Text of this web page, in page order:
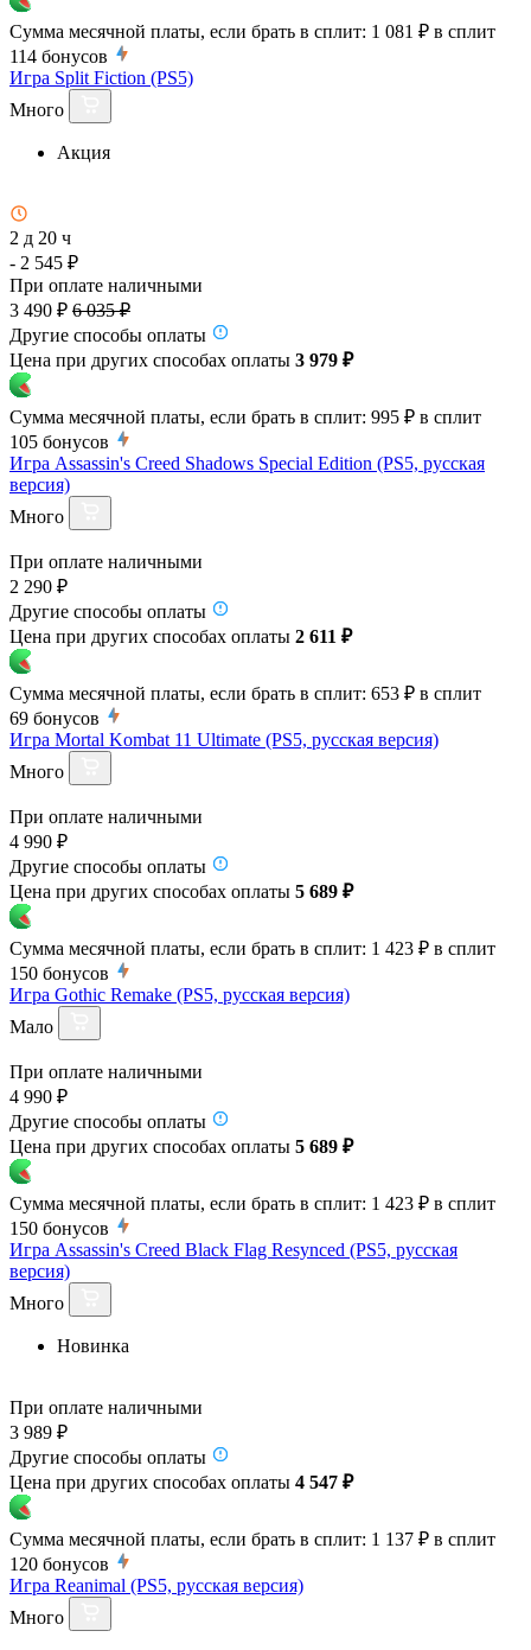
Сумма месячной платы, если брать в сплит: 1 081 ₽ в сплит
114 бонусов
Игра Split Fiction (PS5)
Много
Акция
2 д 20 ч
- 2 545 ₽
При оплате наличными
3 490 ₽ 6 035 ₽
Другие способы оплаты
Цена при других способах оплаты 3 979 ₽
Сумма месячной платы, если брать в сплит: 995 ₽ в сплит
105 бонусов
Игра Assassin's Creed Shadows Special Edition (PS5, русская
версия)
Много
При оплате наличными
2 290 ₽
Другие способы оплаты
Цена при других способах оплаты 2 611 ₽
Сумма месячной платы, если брать в сплит: 653 ₽ в сплит
69 бонусов
Игра Mortal Kombat 11 Ultimate (PS5, русская версия)
Много
При оплате наличными
4 990 ₽
Другие способы оплаты
Цена при других способах оплаты 5 689 ₽
Сумма месячной платы, если брать в сплит: 1 423 ₽ в сплит
150 бонусов
Игра Gothic Remake (PS5, русская версия)
Мало
При оплате наличными
4 990 ₽
Другие способы оплаты
Цена при других способах оплаты 5 689 ₽
Сумма месячной платы, если брать в сплит: 1 423 ₽ в сплит
150 бонусов
Игра Assassin's Creed Black Flag Resynced (PS5, русская
версия)
Много
Новинка
При оплате наличными
3 989 ₽
Другие способы оплаты
Цена при других способах оплаты 4 547 ₽
Сумма месячной платы, если брать в сплит: 1 137 ₽ в сплит
120 бонусов
Игра Reanimal (PS5, русская версия)
Много